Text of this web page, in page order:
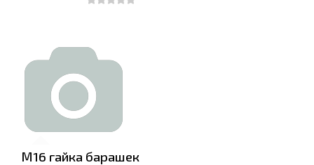
М16 гайка барашек